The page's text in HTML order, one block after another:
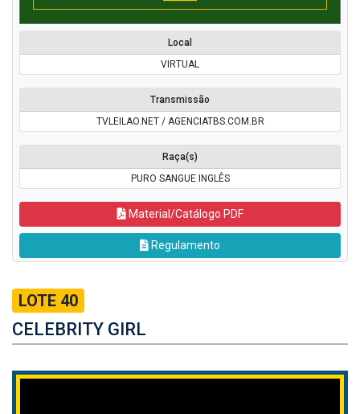
Local
VIRTUAL
Transmissão
TVLEILAO.NET / AGENCIATBS.COM.BR
Raça(s)
PURO SANGUE INGLÊS
Material/Catálogo PDF
Regulamento
LOTE 40
CELEBRITY GIRL